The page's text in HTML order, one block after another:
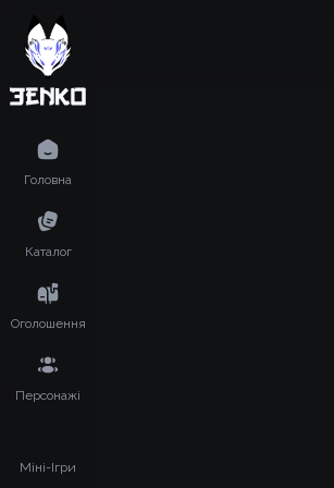
Головна
Каталог
Оголошення
Персонажі
Міні-Ігри